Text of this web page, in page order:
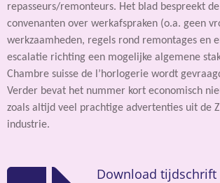
repasseurs/remonteurs. Het blad bespreekt
convenanten over werkafspraken (o.a. geen
werkzaamheden, regels rond remontages en
escalatie richting een mogelijke algemene
Chambre suisse de l’horlogerie wordt
Verder bevat het nummer kort economisch
zoals altijd veel prachtige advertenties uit de
industrie.
Download tijdschrift